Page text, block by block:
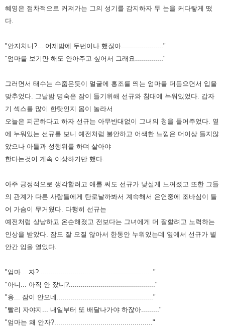
혜영은 점차적으로 커져가는 그의 성기를 감지하자 두 눈을 커다랗게 떴
다.
"안지치니?... 어제밤에 두번이나 했잖아....................."
"엄마를 보기만 해도 안아주고 싶어서 그래요.............."
그러면서 태수는 수줍은듯이 얼굴에 홍조를 띄는 엄마를 더듬으면서 입을
맞추었다.
그날밤 명숙은 잠이 들기위해 선규와 침대에 누워있었다. 갑자
기 섹스를 많이 한탓인지 몸이 놀라서
오늘은 피곤하다고 하자 선규는 아무반대없이 그녀의 청을 들어주었다. 옆
에 누워있는 선규를 보니 예전처럼 불안하고 어색한 느낌은 더이상 들지않
았으나 아들과 성행위를 하며 살아야
한다는것이 계속 이상하기만 했다.
아주 긍정적으로 생각할려고 애를 써도 선규가 낯설게 느껴졌고 또한 그들
의 관계가 다른 사람들에게 탄로날까봐서 계속해서 은연중에 조바심이 들
어 가슴이 무거웠다. 다행히 선규는
예전처럼 상냥하고 온순해졌고 전보다는 그녀에게 더 잘할려고 노력하는
인상을 받았다. 잠도 잘 오질 않아서 한동안 누워있는데 옆에서 선규가 별
안간 입을 열었다.
"엄마... 자?........................................................."
"아니... 아직 안 잤니?..........................................."
"응... 잠이 안오네................................................"
"빨리 자야지... 내일부터 또 배달나가야 하잖아........."
"엄마는 왜 안자?................................................."